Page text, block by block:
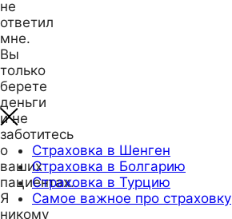
не
ответил
мне.
Вы
только
берете
деньги
и не
заботитесь
о
ваших
пациентах.
Я
никому
Страховка в Шенген
Страховка в Болгарию
Страховка в Турцию
Самое важное про страховку